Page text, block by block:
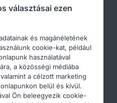
választásai ezen
és magánéletének
cookie-kat, például
használatával
a közösségi médiába
a célzott marketing
belül és kívül.
Ön beleegyezik cookie-